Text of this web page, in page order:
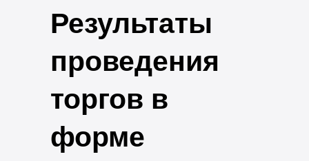
Результаты
проведения
торгов в
форме